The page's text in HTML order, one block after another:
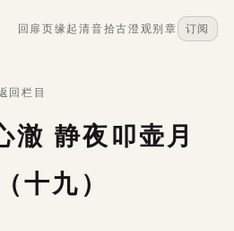
回扉页缘起清音拾古澄观别章 订阅
回栏目
澈 静夜叩壶月
十九）